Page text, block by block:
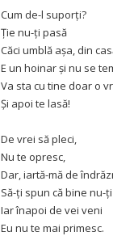
Cum de-l suporți?
Ție nu-ți pasă
Căci umblă așa, din
E un hoinar și nu se
Va sta cu tine doar o
Și apoi te lasă!
De vrei să pleci,
Nu te opresc,
Dar, iartă-mă de
Să-ți spun că bine nu-
Iar înapoi de vei veni
Eu nu te mai primesc.